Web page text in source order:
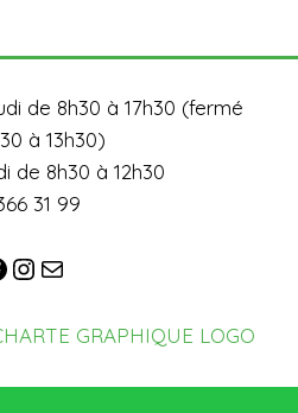
de 8h30 à 17h30 (fermé
à 13h30)
de 8h30 à 12h30
31 99
GRAPHIQUE LOGO